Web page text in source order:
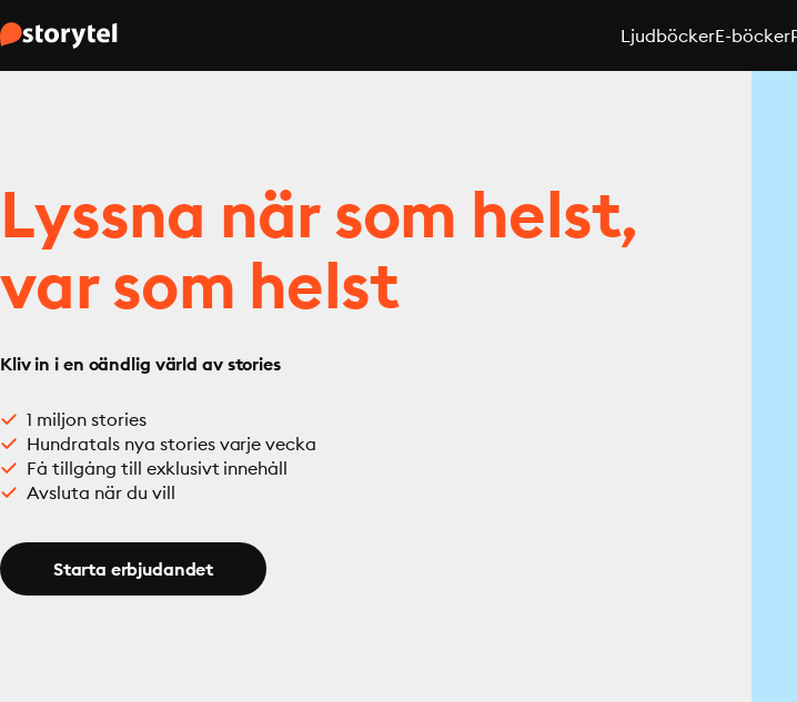
LjudböckerE-böcker
Lyssna när som helst,
var som helst
Kliv in i en oändlig värld av stories
1 miljon stories
Hundratals nya stories varje vecka
Få tillgång till exklusivt innehåll
Avsluta när du vill
Starta erbjudandet